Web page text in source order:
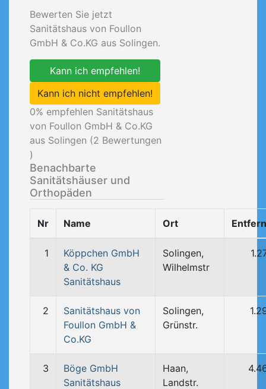
Bewerten Sie jetzt
Sanitätshaus von Foullon
GmbH & Co.KG aus Solingen.
Kann ich empfehlen!
Kann ich nicht empfehlen!
0% empfehlen Sanitätshaus
von Foullon GmbH & Co.KG
aus Solingen (2 Bewertungen
)
Benachbarte
Sanitätshäuser und
Orthopäden
Nr Name Ort
1
Köppchen GmbH
& Co. KG
Sanitätshaus
Solingen,
Wilhelmstr
2
Sanitätshaus von
Foullon GmbH &
Co.KG
Solingen,
Grünstr.
3
Böge GmbH
Sanitätshaus
Haan,
Landstr.